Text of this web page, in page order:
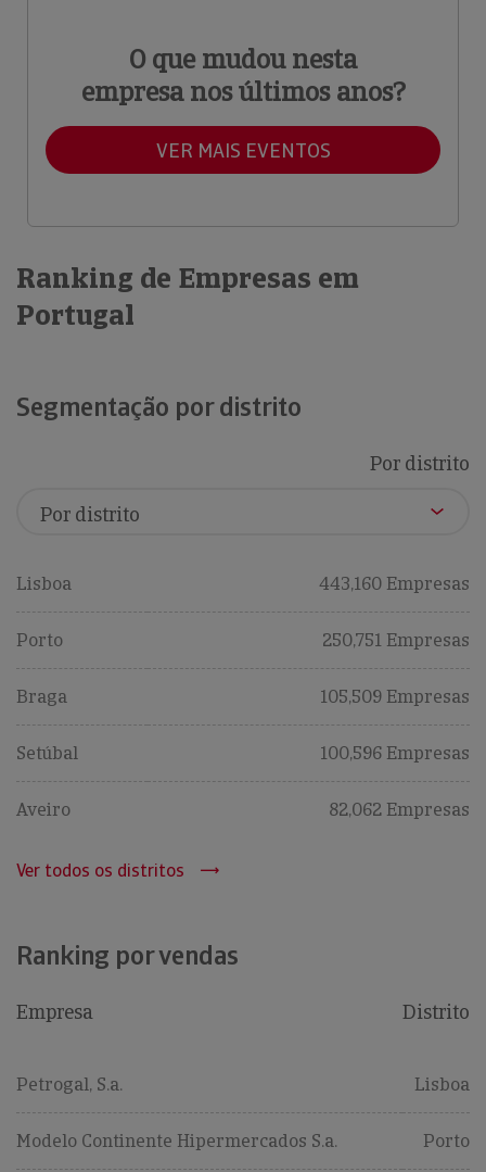
O que mudou nesta
empresa nos últimos anos?
VER MAIS EVENTOS
Ranking de Empresas em
Portugal
Segmentação por distrito
Por distrito
Lisboa 443,160 Empresas
Porto 250,751 Empresas
Braga 105,509 Empresas
Setúbal 100,596 Empresas
Aveiro 82,062 Empresas
Ver todos os distritos
Ranking por vendas
Empresa Distrito
Petrogal, S.a. Lisboa
Modelo Continente Hipermercados S.a. Porto